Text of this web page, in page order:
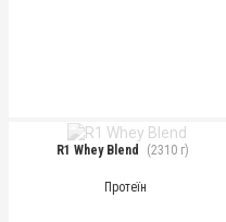
R1 Whey Blend (2310 г)
Протеїн